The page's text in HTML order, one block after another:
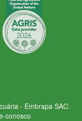
- Embrapa SAC:
conosco